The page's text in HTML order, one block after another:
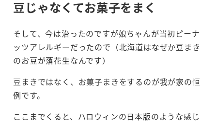
豆じゃなくてお菓子をまく
そして、今は治ったのですが娘ちゃんが当初ピーナ
ッツアレルギーだったので（北海道はなぜか豆まき
のお豆が落花生なんです）
豆まきではなく、お菓子まきをするのが我が家の恒
例です。
ここまでくると、ハロウィンの日本版のような感じ